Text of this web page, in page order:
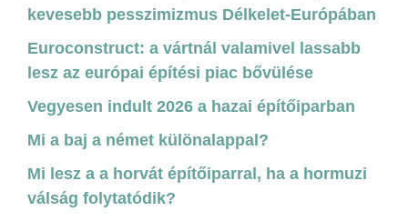
kevesebb pesszimizmus Délkelet-Európában
Euroconstruct: a vártnál valamivel lassabb
lesz az európai építési piac bővülése
Vegyesen indult 2026 a hazai építőiparban
Mi a baj a német különalappal?
Mi lesz a a horvát építőiparral, ha a hormuzi
válság folytatódik?